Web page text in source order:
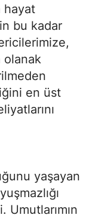
hayat
bu kadar
olanak
en üst
yaşayan